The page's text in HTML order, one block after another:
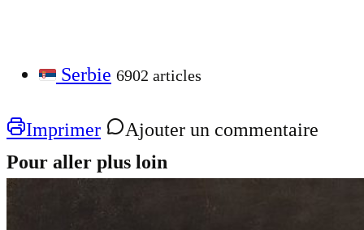
Serbie 6902 articles
Imprimer
Ajouter un commentaire
Pour aller plus loin